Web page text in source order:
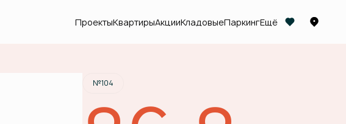
ПроектыКвартирыАкцииКладовыеПаркингЕщё
Квартира забронирована
№104